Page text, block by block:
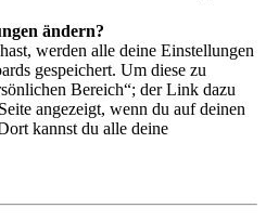
ändern?
werden alle deine Einstellungen
gespeichert. Um diese zu
Bereich“; der Link dazu
angezeigt, wenn du auf deinen
kannst du alle deine